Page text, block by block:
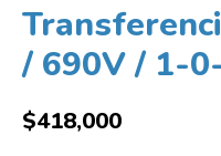
/ 690V / 1-
$418,000